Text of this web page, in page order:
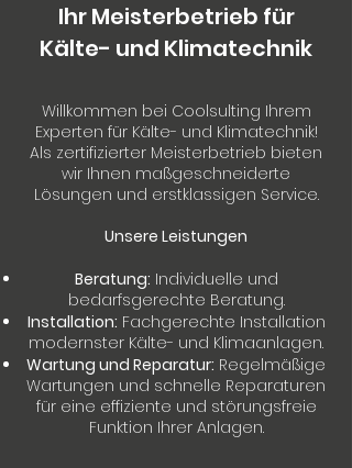
Ihr Meisterbetrieb für
Kälte- und Klimatechnik
Willkommen bei Coolsulting Ihrem
Experten für Kälte- und Klimatechnik!
Als zertifizierter Meisterbetrieb bieten
wir Ihnen maßgeschneiderte
Lösungen und erstklassigen Service.
Unsere Leistungen
Beratung: Individuelle und
bedarfsgerechte Beratung.
Installation: Fachgerechte Installation
modernster Kälte- und Klimaanlagen.
Wartung und Reparatur: Regelmäßige
Wartungen und schnelle Reparaturen
für eine effiziente und störungsfreie
Funktion Ihrer Anlagen.